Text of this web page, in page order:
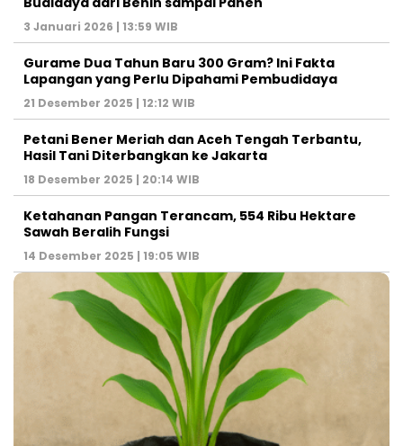
3 Januari 2026 | 13:59 WIB
Gurame Dua Tahun Baru 300 Gram? Ini Fakta
Lapangan yang Perlu Dipahami Pembudidaya
21 Desember 2025 | 12:12 WIB
Petani Bener Meriah dan Aceh Tengah Terbantu,
Hasil Tani Diterbangkan ke Jakarta
18 Desember 2025 | 20:14 WIB
Ketahanan Pangan Terancam, 554 Ribu Hektare
Sawah Beralih Fungsi
14 Desember 2025 | 19:05 WIB